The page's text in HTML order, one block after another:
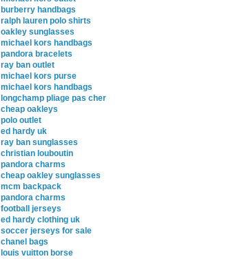
burberry handbags
ralph lauren polo shirts
oakley sunglasses
michael kors handbags
pandora bracelets
ray ban outlet
michael kors purse
michael kors handbags
longchamp pliage pas cher
cheap oakleys
polo outlet
ed hardy uk
ray ban sunglasses
christian louboutin
pandora charms
cheap oakley sunglasses
mcm backpack
pandora charms
football jerseys
ed hardy clothing uk
soccer jerseys for sale
chanel bags
louis vuitton borse